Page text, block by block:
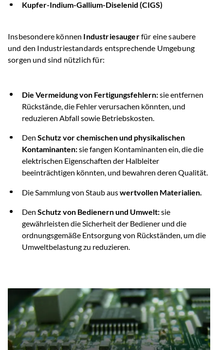
Kupfer-Indium-Gallium-Diselenid (CIGS)
Insbesondere können Industriesaugerfür eine saubere
und den Industriestandards entsprechende Umgebung
sorgen und sind nützlich für:
Die Vermeidung von Fertigungsfehlern:sie entfernen
Rückstände, die Fehler verursachen könnten, und
reduzieren Abfall sowie Betriebskosten.
DenSchutz vor chemischen und physikalischen
Kontaminanten:sie fangen Kontaminanten ein, die die
elektrischen Eigenschaften der Halbleiter
beeinträchtigen könnten, und bewahren deren Qualität.
Die Sammlung von Staub auswertvollen Materialien.
DenSchutz von Bedienern und Umwelt:sie
gewährleisten die Sicherheit der Bediener und die
ordnungsgemäße Entsorgung von Rückständen, um die
Umweltbelastung zu reduzieren.
carta e cartone